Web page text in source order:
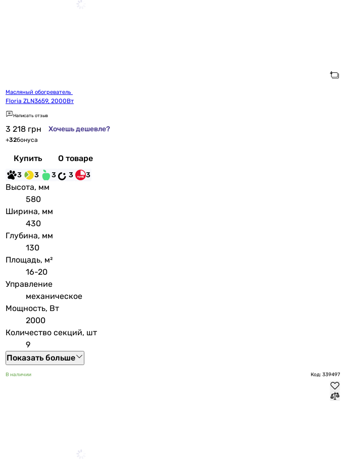
Floria ZLN3659, 2000Вт
Написать отзыв
3 218 грн Хочешь дешевле?
+32бонуса
Купить О товаре
3 3 3 3 3
Высота, мм
580
Ширина, мм
430
Глубина, мм
130
Площадь, м²
16-20
Управление
механическое
Мощность, Вт
2000
Количество секций, шт
9
Показать больше
В наличии Код: 339497